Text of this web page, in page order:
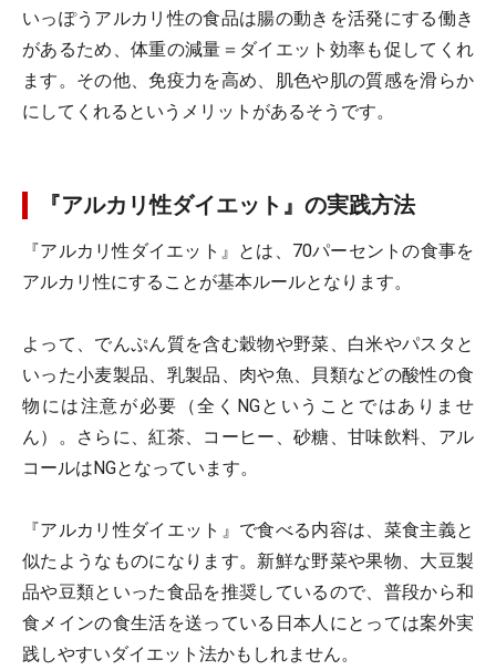
いっぽうアルカリ性の食品は腸の動きを活発にする働き
があるため、体重の減量＝ダイエット効率も促してくれ
ます。その他、免疫力を高め、肌色や肌の質感を滑らか
にしてくれるというメリットがあるそうです。
『アルカリ性ダイエット』の実践方法
『アルカリ性ダイエット』とは、70パーセントの食事を
アルカリ性にすることが基本ルールとなります。
よって、でんぷん質を含む穀物や野菜、白米やパスタと
いった小麦製品、乳製品、肉や魚、貝類などの酸性の食
物には注意が必要（全くNGということではありませ
ん）。さらに、紅茶、コーヒー、砂糖、甘味飲料、アル
コールはNGとなっています。
『アルカリ性ダイエット』で食べる内容は、菜食主義と
似たようなものになります。新鮮な野菜や果物、大豆製
品や豆類といった食品を推奨しているので、普段から和
食メインの食生活を送っている日本人にとっては案外実
践しやすいダイエット法かもしれません。